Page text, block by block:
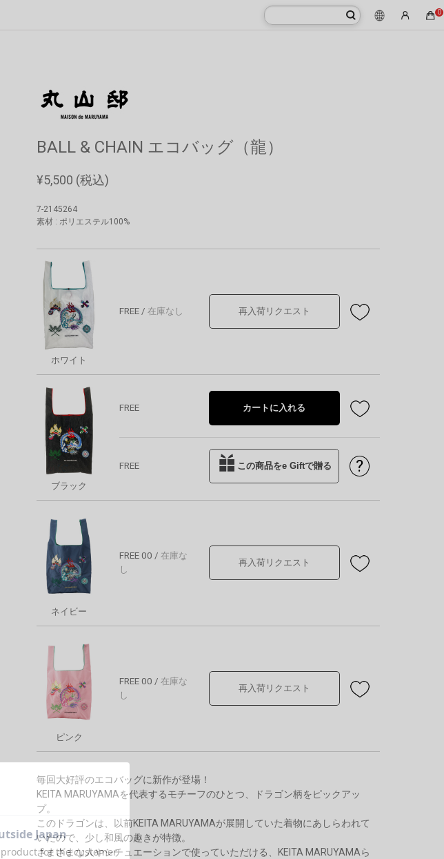
0
BALL & CHAIN エコバッグ（龍）
¥5,500 (税込)
7-2145264
素材 : ポリエステル100%
ホワイト
FREE/ 在庫なし 再入荷リクエスト
ブラック
FREE カートに入れる
FREE この商品をe Giftで贈る ?
ネイビー
FREE 00 / 在庫な
し
再入荷リクエスト
ピンク
FREE 00 / 在庫な
し
再入荷リクエスト
毎回大好評のエコバッグに新作が登場！
KEITA MARUYAMAを代表するモチーフのひとつ、ドラゴン柄をピックアッ
プ。
このドラゴンは、以前KEITA MARUYAMAが展開していた着物にあしらわれて
いたので、少し和風の趣きが特徴。
さまざまな人やシチュエーションで使っていただける、KEITA MARUYAMAら